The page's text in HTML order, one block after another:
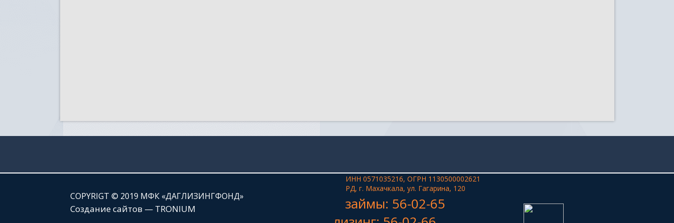
СOPYRIGT © 2019 МФК «ДАГЛИЗИНГФОНД»
Создание сайтов — TRONIUM
ИНН 0571035216, ОГРН 1130500002621
РД, г. Махачкала, ул. Гагарина, 120
займы: 56-02-65